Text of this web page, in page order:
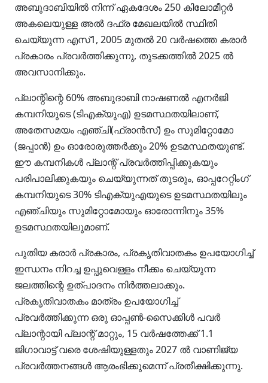
അബുദാബിയിൽ നിന്ന് ഏകദേശം 250 കിലോമീറ്റർ
അകലെയുള്ള അൽ ദഫ്ര മേഖലയിൽ സ്ഥിതി
ചെയ്യുന്ന എസ്1, 2005 മുതൽ 20 വർഷത്തെ കരാർ
പ്രകാരം പ്രവർത്തിക്കുന്നു, തുടക്കത്തിൽ 2025 ൽ
അവസാനിക്കും.
പ്ലാന്റിന്റെ 60% അബുദാബി നാഷണൽ എനർജി
കമ്പനിയുടെ (ടിഎക്യുഎ) ഉടമസ്ഥതയിലാണ്,
അതേസമയം എഞ്ചി(ഫ്രാൻസ്) ഉം സുമിറ്റോമോ
(ജപ്പാൻ) ഉം ഓരോരുത്തർക്കും 20% ഉടമസ്ഥതയുണ്ട്.
ഈ കമ്പനികൾ പ്ലാന്റ് പ്രവർത്തിപ്പിക്കുകയും
പരിപാലിക്കുകയും ചെയ്യുന്നത് തുടരും, ഓപ്പറേറ്റിംഗ്
കമ്പനിയുടെ 30% ടിഎക്യുഎയുടെ ഉടമസ്ഥതയിലും
എഞ്ചിയും സുമിറ്റോമോയും ഓരോന്നിനും 35%
ഉടമസ്ഥതയിലുമാണ്.
പുതിയ കരാർ പ്രകാരം, പ്രകൃതിവാതകം ഉപയോഗിച്ച്
ഇന്ധനം നിറച്ച ഉപ്പുവെള്ളം നീക്കം ചെയ്യുന്ന
ജലത്തിന്റെ ഉത്പാദനം നിർത്തലാക്കും.
പ്രകൃതിവാതകം മാത്രം ഉപയോഗിച്ച്
പ്രവർത്തിക്കുന്ന ഒരു ഓപ്പൺ-സൈക്കിൾ പവർ
പ്ലാന്റായി പ്ലാന്റ് മാറ്റും, 15 വർഷത്തേക്ക് 1.1
ജിഗാവാട്ട് വരെ ശേഷിയുള്ളതും 2027 ൽ വാണിജ്യ
പ്രവർത്തനങ്ങൾ ആരംഭിക്കുമെന്ന് പ്രതീക്ഷിക്കുന്നു.